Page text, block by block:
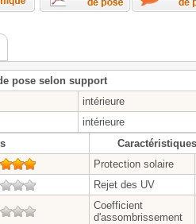
pose selon support
intérieure
intérieure
Caractéristiques
Protection solaire
Rejet des UV
Coefficient
d'assombrissement